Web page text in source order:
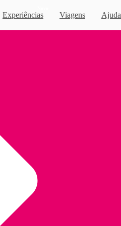
Experiências Viagens Ajuda